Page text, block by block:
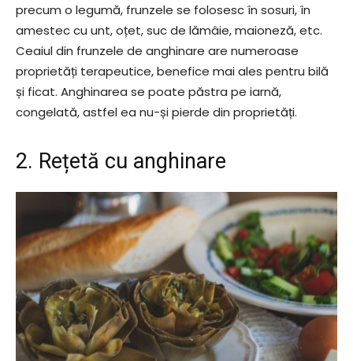
precum o legumă, frunzele se folosesc în sosuri, în
amestec cu unt, oțet, suc de lămâie, maioneză, etc.
Ceaiul din frunzele de anghinare are numeroase
proprietăți terapeutice, benefice mai ales pentru bilă
și ficat. Anghinarea se poate păstra pe iarnă,
congelată, astfel ea nu-și pierde din proprietăți.
2. Rețetă cu anghinare